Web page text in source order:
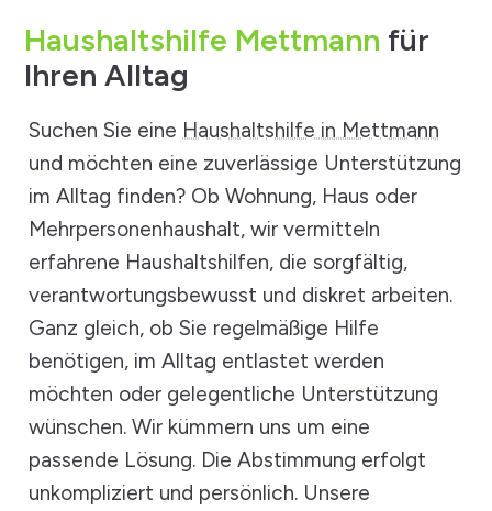
Haushaltshilfe Mettmann für
Ihren Alltag
Suchen Sie eine Haushaltshilfe in Mettmann
und möchten eine zuverlässige Unterstützung
im Alltag finden? Ob Wohnung, Haus oder
Mehrpersonenhaushalt, wir vermitteln
erfahrene Haushaltshilfen, die sorgfältig,
verantwortungsbewusst und diskret arbeiten.
Ganz gleich, ob Sie regelmäßige Hilfe
benötigen, im Alltag entlastet werden
möchten oder gelegentliche Unterstützung
wünschen. Wir kümmern uns um eine
passende Lösung. Die Abstimmung erfolgt
unkompliziert und persönlich. Unsere